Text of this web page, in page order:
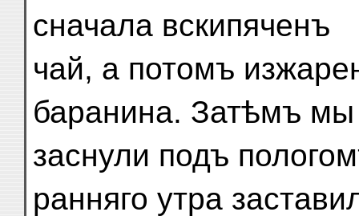
сначала вскипяченъ
чай, а потомъ
баранина. Затѣмъ мы
заснули подъ
ранняго утра